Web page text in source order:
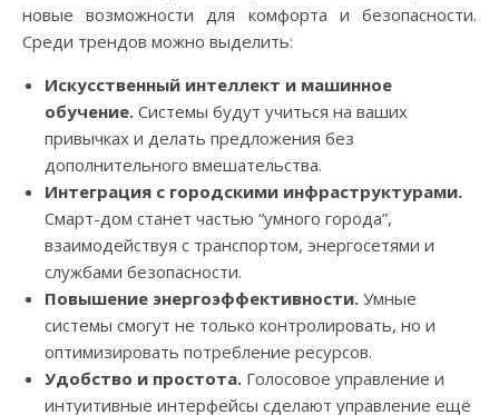
новые возможности для комфорта и безопасности.
Среди трендов можно выделить:
Искусственный интеллект и машинное
обучение. Системы будут учиться на ваших
привычках и делать предложения без
дополнительного вмешательства.
Интеграция с городскими инфраструктурами.
Смарт-дом станет частью “умного города”,
взаимодействуя с транспортом, энергосетями и
службами безопасности.
Повышение энергоэффективности. Умные
системы смогут не только контролировать, но и
оптимизировать потребление ресурсов.
Удобство и простота. Голосовое управление и
интуитивные интерфейсы сделают управление ещё